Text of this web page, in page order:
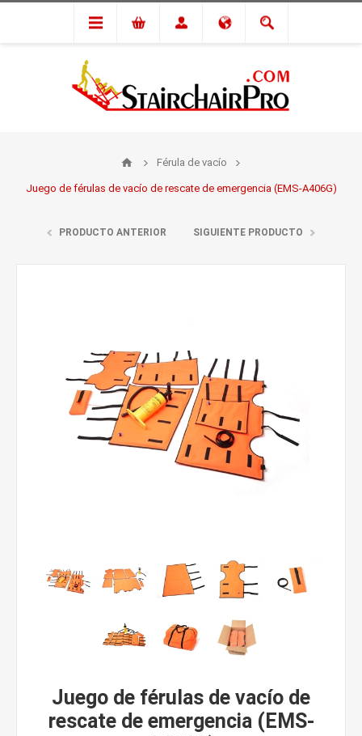
Férula de vacío
Juego de férulas de vacío de rescate de emergencia (EMS-A406G)
PRODUCTO ANTERIOR SIGUIENTE PRODUCTO
Juego de férulas de vacío de
rescate de emergencia (EMS-